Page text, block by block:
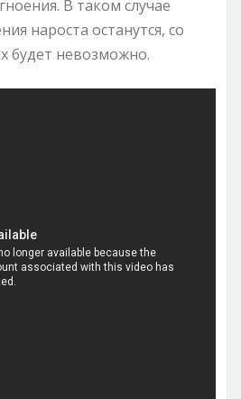
В таком случае
нароста останутся, со
будет невозможно.